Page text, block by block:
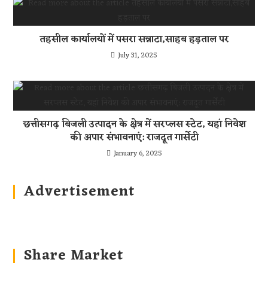
तहसील कार्यालयों में पसरा सन्नाटा,साहब हड़ताल पर
July 31, 2025
छत्तीसगढ़ बिजली उत्पादन के क्षेत्र में सरप्लस स्टेट, यहां निवेश
की अपार संभावनाएं: राजदूत गार्सेटी
January 6, 2025
Advertisement
Share Market